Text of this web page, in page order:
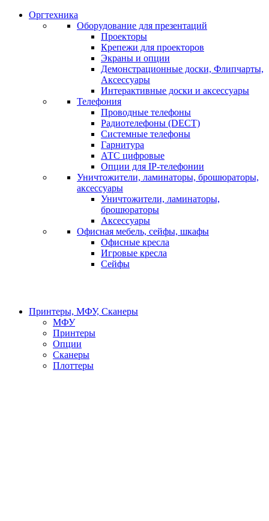
Оргтехника
Оборудование для презентаций
Проекторы
Крепежи для проекторов
Экраны и опции
Демонстрационные доски, Флипчарты,
Аксессуары
Интерактивные доски и аксессуары
Телефония
Проводные телефоны
Радиотелефоны (DECT)
Системные телефоны
Гарнитура
АТС цифровые
Опции для IP-телефонии
Уничтожители, ламинаторы, брошюраторы,
аксессуары
Уничтожители, ламинаторы,
брошюраторы
Аксессуары
Офисная мебель, сейфы, шкафы
Офисные кресла
Игровые кресла
Сейфы
Принтеры, МФУ, Сканеры
МФУ
Принтеры
Опции
Сканеры
Плоттеры